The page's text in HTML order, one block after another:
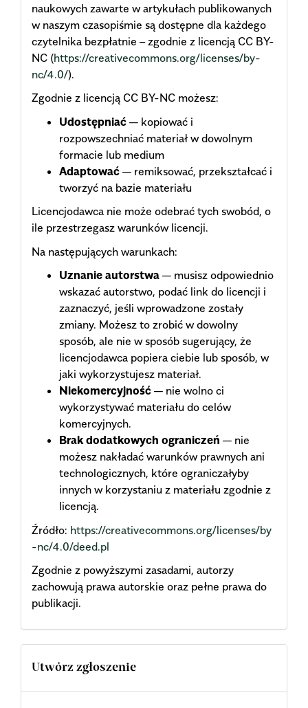
naukowych zawarte w artykułach publikowanych
w naszym czasopiśmie są dostępne dla każdego
czytelnika bezpłatnie – zgodnie z licencją CC BY-
NC (https://creativecommons.org/licenses/by-
nc/4.0/).
Zgodnie z licencją CC BY-NC możesz:
Udostępniać — kopiować i
rozpowszechniać materiał w dowolnym
formacie lub medium
Adaptować — remiksować, przekształcać i
tworzyć na bazie materiału
Licencjodawca nie może odebrać tych swobód, o
ile przestrzegasz warunków licencji.
Na następujących warunkach:
Uznanie autorstwa — musisz odpowiednio
wskazać autorstwo, podać link do licencji i
zaznaczyć, jeśli wprowadzone zostały
zmiany. Możesz to zrobić w dowolny
sposób, ale nie w sposób sugerujący, że
licencjodawca popiera ciebie lub sposób, w
jaki wykorzystujesz materiał.
Niekomercyjność — nie wolno ci
wykorzystywać materiału do celów
komercyjnych.
Brak dodatkowych ograniczeń — nie
możesz nakładać warunków prawnych ani
technologicznych, które ograniczałyby
innych w korzystaniu z materiału zgodnie z
licencją.
Źródło: https://creativecommons.org/licenses/by
-nc/4.0/deed.pl
Zgodnie z powyższymi zasadami, autorzy
zachowują prawa autorskie oraz pełne prawa do
publikacji.
Utwórz zgłoszenie